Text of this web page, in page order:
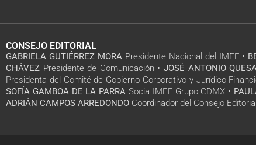
CONSEJO EDITORIAL
GABRIELA GUTIÉRREZ MORA Presidente Nacional del IMEF •
CHÁVEZ Presidente de Comunicación • JOSÉ ANTONIO
Presidenta del Comité de Gobierno Corporativo y Jurídico
SOFÍA GAMBOA DE LA PARRA Socia IMEF Grupo CDMX •
ADRIÁN CAMPOS ARREDONDO Coordinador del Consejo